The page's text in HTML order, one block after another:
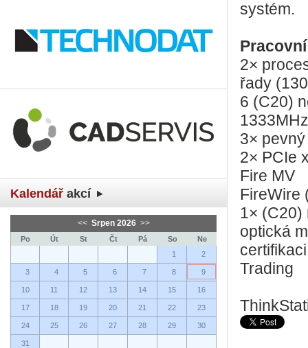
Kalendář akcí
<< Srpen 2026 >>
Po Út St Čt Pá So
Ne
1
2
3 4 5 6 7 8 9
10 11 12 13 14 15 16
17 18 19 20 21 22 23
24 25 26 27 28 29 30
31
systém.
2×
řady
6 (C20)
3×
2× PCIe
Fire MV
FireWire
1× (C20)
optická
Trading